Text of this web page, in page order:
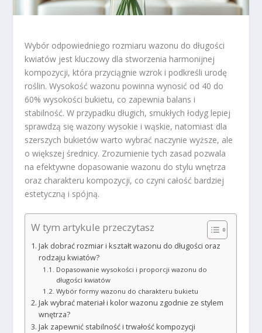
Wybór odpowiedniego rozmiaru wazonu do długości
kwiatów jest kluczowy dla stworzenia harmonijnej
kompozycji, która przyciągnie wzrok i podkreśli urodę
roślin. Wysokość wazonu powinna wynosić od 40 do
60% wysokości bukietu, co zapewnia balans i
stabilność. W przypadku długich, smukłych łodyg lepiej
sprawdzą się wazony wysokie i wąskie, natomiast dla
szerszych bukietów warto wybrać naczynie wyższe, ale
o większej średnicy. Zrozumienie tych zasad pozwala
na efektywne dopasowanie wazonu do stylu wnętrza
oraz charakteru kompozycji, co czyni całość bardziej
estetyczną i spójną.
W tym artykule przeczytasz
Jak dobrać rozmiar i kształt wazonu do długości oraz
rodzaju kwiatów?
Dopasowanie wysokości i proporcji wazonu do
długości kwiatów
Wybór formy wazonu do charakteru bukietu
Jak wybrać materiał i kolor wazonu zgodnie ze stylem
wnętrza?
Jak zapewnić stabilność i trwałość kompozycji